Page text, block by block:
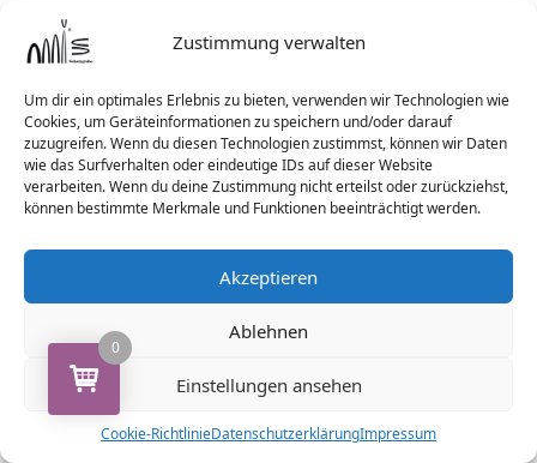
Zustimmung verwalten
Um dir ein optimales Erlebnis zu bieten, verwenden wir Technologien wie
Cookies, um Geräteinformationen zu speichern und/oder darauf
zuzugreifen. Wenn du diesen Technologien zustimmst, können wir Daten
wie das Surfverhalten oder eindeutige IDs auf dieser Website
verarbeiten. Wenn du deine Zustimmung nicht erteilst oder zurückziehst,
können bestimmte Merkmale und Funktionen beeinträchtigt werden.
Akzeptieren
Ablehnen
Einstellungen ansehen
Cookie-RichtlinieDatenschutzerklärungImpressum
0